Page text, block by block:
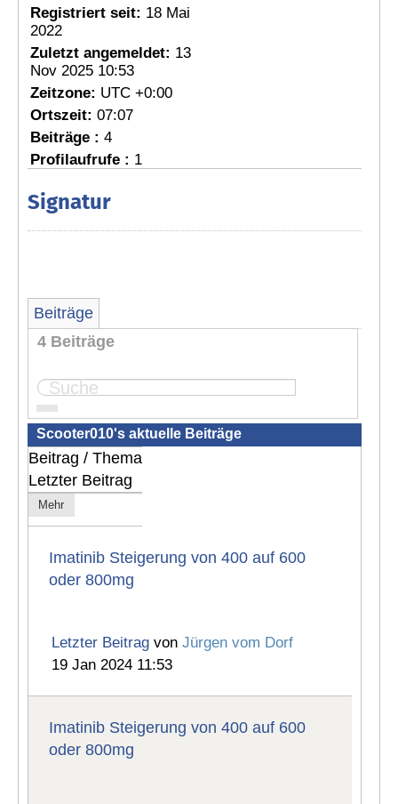
Registriert seit: 18 Mai
2022
Zuletzt angemeldet: 13
Nov 2025 10:53
Zeitzone: UTC +0:00
Ortszeit: 07:07
Beiträge : 4
Profilaufrufe : 1
Signatur
Beiträge
4 Beiträge
Seite:
Scooter010's aktuelle Beiträge
Beitrag / Thema
Letzter Beitrag
Mehr
Imatinib Steigerung von 400 auf 600
oder 800mg
Letzter Beitrag vonJürgen vom Dorf
19 Jan 2024 11:53
Imatinib Steigerung von 400 auf 600
oder 800mg